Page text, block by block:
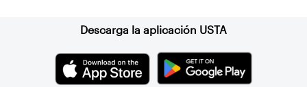
Descarga la aplicación USTA